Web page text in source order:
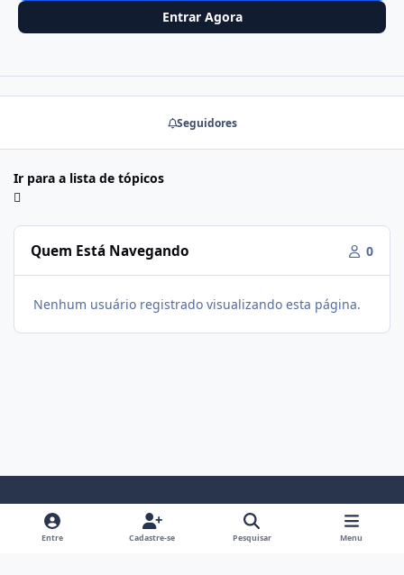
Entrar Agora
Seguidores
Ir para a lista de tópicos
Quem Está Navegando 0
Nenhum usuário registrado visualizando esta página.
Modo ClaroModo EscuroPreferência do Sistema
i
Entre Cadastre-se Pesquisar Menu